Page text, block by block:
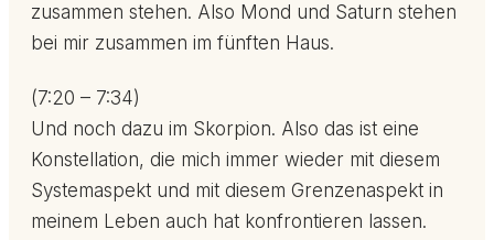
zusammen stehen. Also Mond und Saturn stehen
bei mir zusammen im fünften Haus.
(7:20 – 7:34)
Und noch dazu im Skorpion. Also das ist eine
Konstellation, die mich immer wieder mit diesem
Systemaspekt und mit diesem Grenzenaspekt in
meinem Leben auch hat konfrontieren lassen.